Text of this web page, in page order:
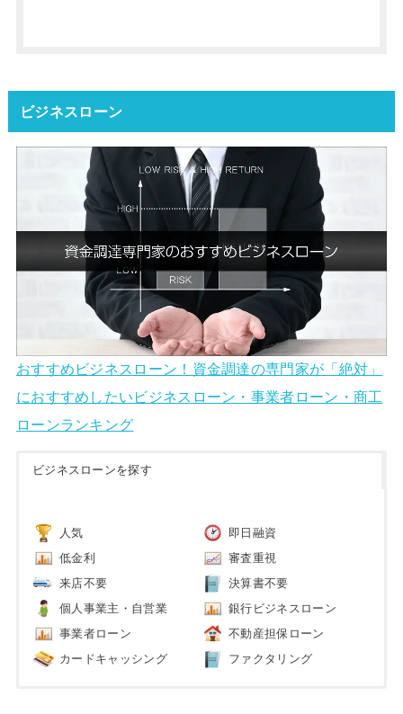
ビジネスローン
おすすめビジネスローン！資金調達の専門家が「絶対」
におすすめしたいビジネスローン・事業者ローン・商工
ローンランキング
ビジネスローンを探す
人気 即日融資
低金利 審査重視
来店不要 決算書不要
個人事業主・自営業 銀行ビジネスローン
事業者ローン 不動産担保ローン
カードキャッシング ファクタリング